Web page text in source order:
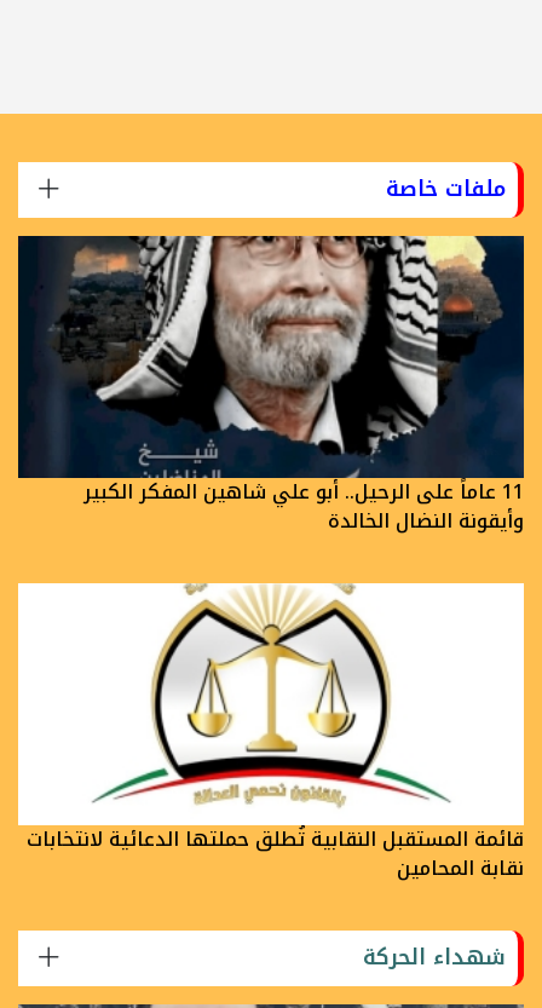
ملفات خاصة
11 عاماً على الرحيل.. أبو علي شاهين المفكر الكبير
وأيقونة النضال الخالدة
قائمة المستقبل النقابية تُطلق حملتها الدعائية لانتخابات
نقابة المحامين
شهداء الحركة